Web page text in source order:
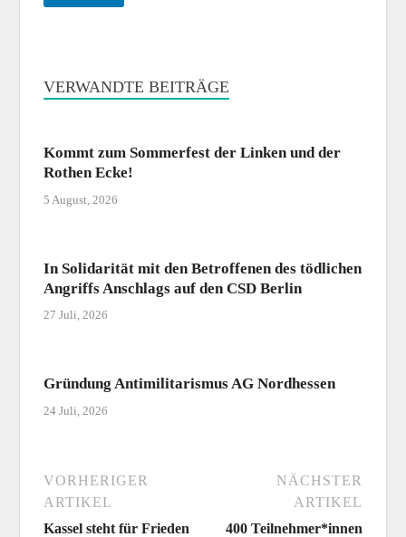
VERWANDTE BEITRÄGE
Kommt zum Sommerfest der Linken und der
Rothen Ecke!
5 August, 2026
In Solidarität mit den Betroffenen des tödlichen
Angriffs Anschlags auf den CSD Berlin
27 Juli, 2026
Gründung Antimilitarismus AG Nordhessen
24 Juli, 2026
VORHERIGER
ARTIKEL
Kassel steht für Frieden
NÄCHSTER
ARTIKEL
400 Teilnehmer*innen